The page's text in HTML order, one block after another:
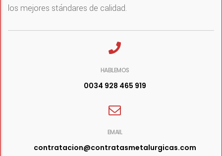
los mejores stándares de calidad.
HABLEMOS
0034 928 465 919
EMAIL
contratacion@contratasmetalurgicas.com